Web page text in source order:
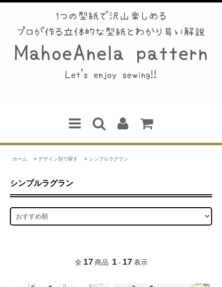
ホーム > デザイン別で探す > シンプルラグラン
シンプルラグラン
全 17 商品 1 - 17 表示